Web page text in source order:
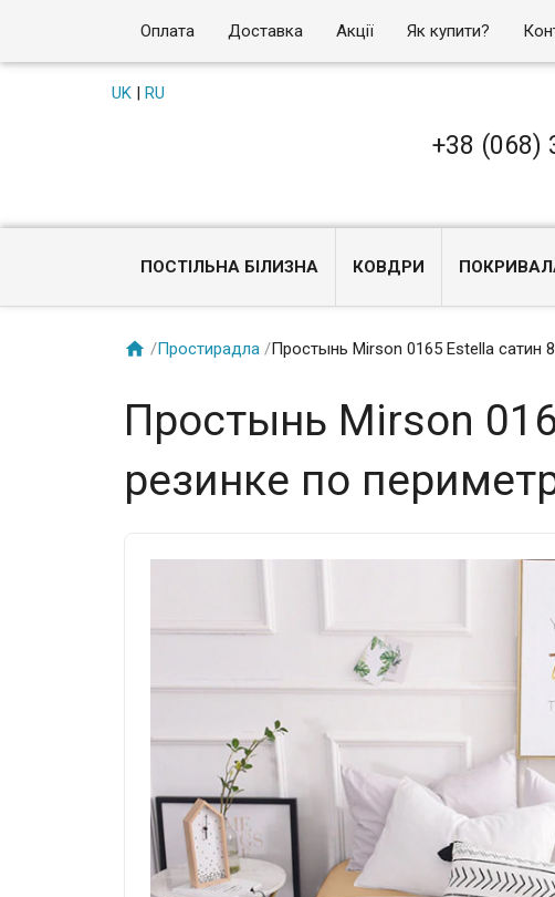
Оплата Доставка Акції Як купити?
UK| RU
+38 (068)
ПОСТІЛЬНА БІЛИЗНА КОВДРИ
 /Простирадла /Простынь Mirson 0165 Estella сатин
Простынь Mirson
резинке по